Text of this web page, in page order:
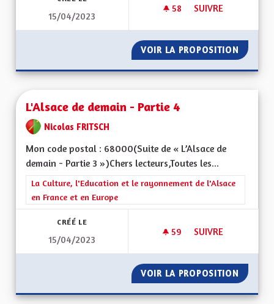
15/04/2023
58 58 ABONNÉS
SUIVRE
VOIR LA PROPOSITION
L'Alsace de demain - Partie 4
Nicolas FRITSCH
Mon code postal : 68000(Suite de « L’Alsace de
demain - Partie 3 »)Chers lecteurs,Toutes les...
Filtrer les résultats de la catégorie : La Culture, l'Education et
La Culture, l'Education et le rayonnement de l'Alsace
en France et en Europe
CRÉÉ LE
15/04/2023
59 59 ABONNÉS
SUIVRE
VOIR LA PROPOSITION